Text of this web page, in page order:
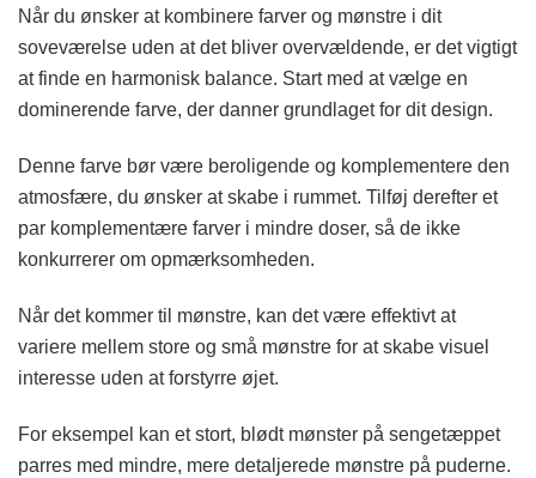
Når du ønsker at kombinere farver og mønstre i dit
soveværelse uden at det bliver overvældende, er det vigtigt
at finde en harmonisk balance. Start med at vælge en
dominerende farve, der danner grundlaget for dit design.
Denne farve bør være beroligende og komplementere den
atmosfære, du ønsker at skabe i rummet. Tilføj derefter et
par komplementære farver i mindre doser, så de ikke
konkurrerer om opmærksomheden.
Når det kommer til mønstre, kan det være effektivt at
variere mellem store og små mønstre for at skabe visuel
interesse uden at forstyrre øjet.
For eksempel kan et stort, blødt mønster på sengetæppet
parres med mindre, mere detaljerede mønstre på puderne.